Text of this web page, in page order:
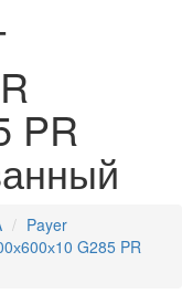
PR
Payer
G285 PR